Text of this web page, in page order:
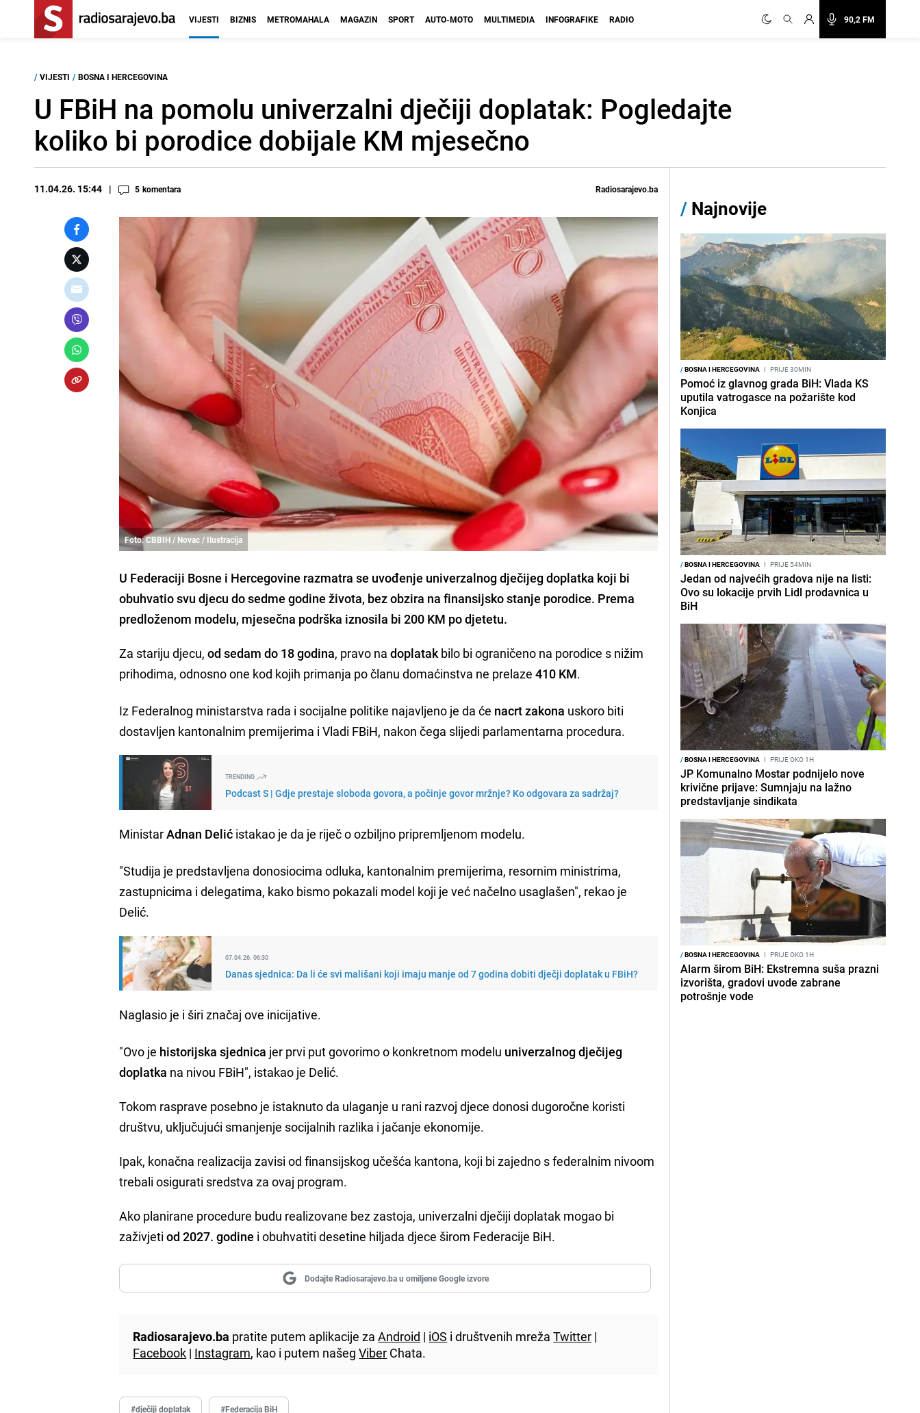
90,2 FM
VIJESTI BIZNIS METROMAHALA MAGAZIN SPORT AUTO-MOTO MULTIMEDIA INFOGRAFIKE RADIO
/ VIJESTI / BOSNA I HERCEGOVINA
U FBiH na pomolu univerzalni dječiji doplatak: Pogledajte
koliko bi porodice dobijale KM mjesečno
11.04.26. 15:44 5 komentara Radiosarajevo.ba
Foto: CBBIH / Novac / Ilustracija
U Federaciji Bosne i Hercegovine razmatra se uvođenje univerzalnog dječijeg doplatka koji bi
obuhvatio svu djecu do sedme godine života, bez obzira na finansijsko stanje porodice. Prema
predloženom modelu, mjesečna podrška iznosila bi 200 KM po djetetu.
Za stariju djecu,od sedam do 18 godina, pravo nadoplatak bilo bi ograničeno na porodice s nižim
prihodima, odnosno one kod kojih primanja po članu domaćinstva ne prelaze 410 KM.
Iz Federalnog ministarstva rada i socijalne politike najavljeno je da će nacrt zakona uskoro biti
dostavljen kantonalnim premijerima i Vladi FBiH, nakon čega slijedi parlamentarna procedura.
TRENDING
Podcast S | Gdje prestaje sloboda govora, a počinje govor mržnje? Ko odgovara za sadržaj?
MinistarAdnan Delić istakao je da je riječ o ozbiljno pripremljenom modelu.
"Studija je predstavljena donosiocima odluka, kantonalnim premijerima, resornim ministrima,
zastupnicima i delegatima, kako bismo pokazali model koji je već načelno usaglašen", rekao je
Delić.
07.04.26. 06:30
Danas sjednica: Da li će svi mališani koji imaju manje od 7 godina dobiti dječji doplatak u FBiH?
Naglasio je i širi značaj ove inicijative.
"Ovo je historijska sjednica jer prvi put govorimo o konkretnom modelu univerzalnog dječijeg
doplatka na nivou FBiH", istakao je Delić.
Tokom rasprave posebno je istaknuto da ulaganje u rani razvoj djece donosi dugoročne koristi
društvu, uključujući smanjenje socijalnih razlika i jačanje ekonomije.
Ipak, konačna realizacija zavisi od finansijskog učešća kantona, koji bi zajedno s federalnim nivoom
trebali osigurati sredstva za ovaj program.
Ako planirane procedure budu realizovane bez zastoja, univerzalni dječiji doplatak mogao bi
zaživjetiod 2027. godine i obuhvatiti desetine hiljada djece širom Federacije BiH.
Dodajte Radiosarajevo.ba u omiljene Google izvore
Radiosarajevo.ba pratite putem aplikacije zaAndroid | iOS i društvenih mrežaTwitter |
Facebook | Instagram, kao i putem našegViber Chata.
#dječiji doplatak #Federacija BiH
/ Najnovije
/BOSNA I HERCEGOVINA I PRIJE 30MIN
Pomoć iz glavnog grada BiH: Vlada KS
uputila vatrogasce na požarište kod
Konjica
/BOSNA I HERCEGOVINA I PRIJE 54MIN
Jedan od najvećih gradova nije na listi:
Ovo su lokacije prvih Lidl prodavnica u
BiH
/BOSNA I HERCEGOVINA I PRIJE OKO 1H
JP Komunalno Mostar podnijelo nove
krivične prijave: Sumnjaju na lažno
predstavljanje sindikata
/BOSNA I HERCEGOVINA I PRIJE OKO 1H
Alarm širom BiH: Ekstremna suša prazni
izvorišta, gradovi uvode zabrane
potrošnje vode